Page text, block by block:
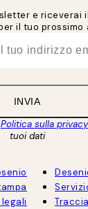
e riceverai
il tuo prossimo
INVIA
Politica sulla privacy
tuoi dati